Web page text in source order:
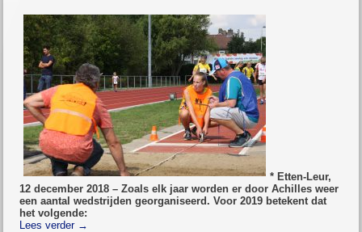
* Etten-Leur,
12 december 2018 – Zoals elk jaar worden er door Achilles weer
een aantal wedstrijden georganiseerd. Voor 2019 betekent dat
het volgende:
Lees verder →